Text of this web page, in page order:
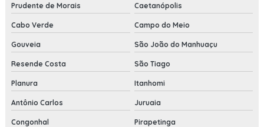
Prudente de Morais Caetanópolis
Cabo Verde Campo do Meio
Gouveia São João do Manhuaçu
Resende Costa São Tiago
Planura Itanhomi
Antônio Carlos Juruaia
Congonhal Pirapetinga